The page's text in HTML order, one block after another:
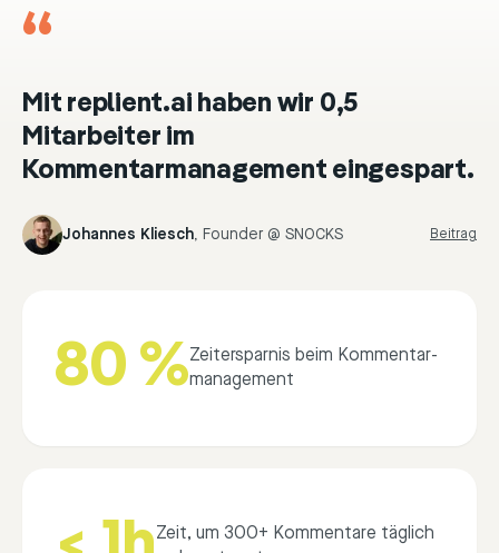
“
Mit replient.ai haben wir 0,5
Mitarbeiter im
Kommentarmanagement eingespart.
Johannes Kliesch, Founder @ SNOCKS Beitrag
80 %Zeitersparnis beim Kommentar­
management
Zeit, um 300+ Kommentare täglich